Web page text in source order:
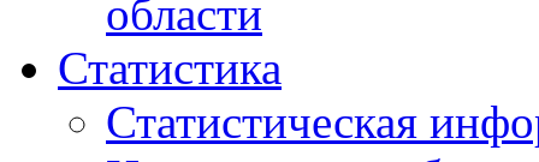
области
Статистика
Статистическая